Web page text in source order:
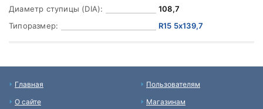
Диаметр ступицы (DIA):
108,7
Типоразмер:
R15 5x139,7
Главная
О сайте
Пользователям
Магазинам